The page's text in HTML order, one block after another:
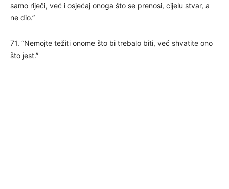
samo riječi, već i osjećaj onoga što se prenosi, cijelu stvar, a
ne dio.”
71. “Nemojte težiti onome što bi trebalo biti, već shvatite ono
što jest.”